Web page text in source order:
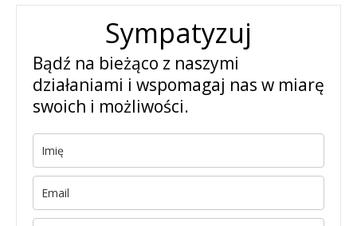
Sympatyzuj
Bądź na bieżąco z naszymi
działaniami i wspomagaj nas w miarę
swoich i możliwości.